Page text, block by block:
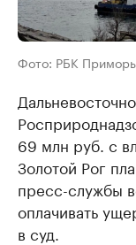
Фото: РБК
69 млн руб. с
Золотой Рог
пресс-службы
оплачивать
в суд.